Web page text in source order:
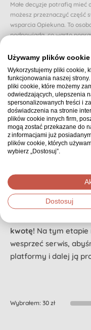
Małe decyzje potrafią mieć
możesz przeznaczyć część
wsparcia Opiekuna. To
podpowiada, co warto
Dzięki Opiekunowi
wsparcie na każdym
może poczuć się naprawdę
Czy chcesz przeznaczyć
wpłaty na zapewnienie
kwotę.
0 zł - może innym razem
kwotę! Na tym etapie
wesprzeć serwis,
platformy i dalej ją
Wybrałem: 30 zł
Używamy plików cookie
Wykorzystujemy pliki cookie,
funkcjonowania naszej
pliki cookie, które możemy
odwiedzających, ulepszenia
spersonalizowanych treści i
doświadczenia na stronie
plików cookie innych firm,
mogą zostać przekazane do
z informacjami już
plików cookie, których
wybierz „Dostosuj”.
Dostosuj